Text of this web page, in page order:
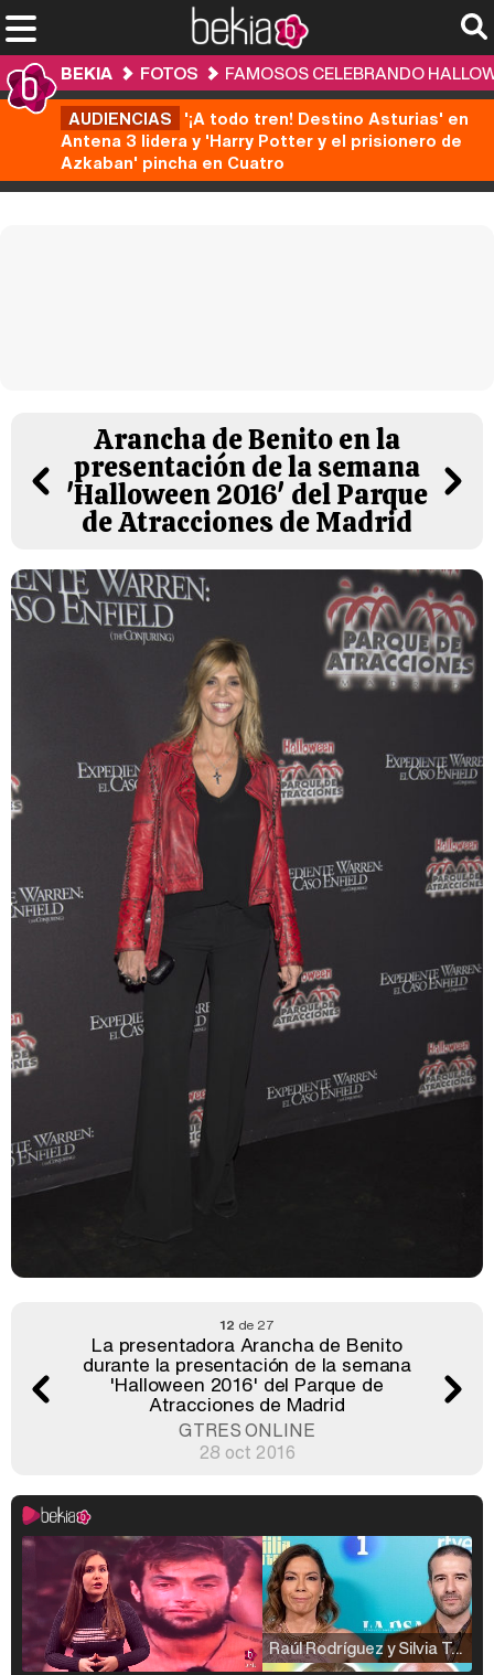
BEKIA FOTOS
FAMOSOS CELEBRANDO
AUDIENCIAS '¡A todo tren! Destino Asturias' en
Antena 3 lidera y 'Harry Potter y el prisionero de
Azkaban' pincha en Cuatro
Arancha de Benito en la
presentación de la semana
'Halloween 2016' del Parque
de Atracciones de Madrid
12 de 27
La presentadora Arancha de Benito
durante la presentación de la semana
'Halloween 2016' del Parque de
Atracciones de Madrid
GTRES ONLINE
28 oct 2016
Raúl Rodríguez y Silvia Taulés nos cuentan su papel en 'La familia de la tele'